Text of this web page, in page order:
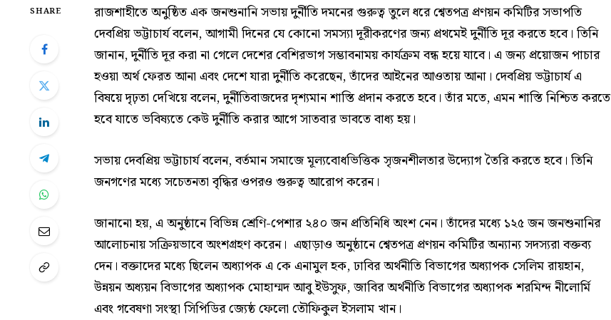
SHARE
রাজশাহীতে অনুষ্ঠিত এক জনশুনানি সভায় দুর্নীতি দমনের গুরুত্ব তুলে ধরে শ্বেতপত্র প্রণয়ন কমিটির সভাপতি
দেবপ্রিয় ভট্টাচার্য বলেন, আগামী দিনের যে কোনো সমস্যা দূরীকরণের জন্য প্রথমেই দুর্নীতি দূর করতে হবে। তিনি
জানান, দুর্নীতি দূর করা না গেলে দেশের বেশিরভাগ সম্ভাবনাময় কার্যক্রম বন্ধ হয়ে যাবে। এ জন্য প্রয়োজন পাচার
হওয়া অর্থ ফেরত আনা এবং দেশে যারা দুর্নীতি করেছেন, তাঁদের আইনের আওতায় আনা। দেবপ্রিয় ভট্টাচার্য এ
বিষয়ে দৃঢ়তা দেখিয়ে বলেন, দুর্নীতিবাজদের দৃশ্যমান শাস্তি প্রদান করতে হবে। তাঁর মতে, এমন শাস্তি নিশ্চিত করতে
হবে যাতে ভবিষ্যতে কেউ দুর্নীতি করার আগে সাতবার ভাবতে বাধ্য হয়।
সভায় দেবপ্রিয় ভট্টাচার্য বলেন, বর্তমান সমাজে মূল্যবোধভিত্তিক সৃজনশীলতার উদ্যোগ তৈরি করতে হবে। তিনি
জনগণের মধ্যে সচেতনতা বৃদ্ধির ওপরও গুরুত্ব আরোপ করেন।
জানানো হয়, এ অনুষ্ঠানে বিভিন্ন শ্রেণি-পেশার ২৪০ জন প্রতিনিধি অংশ নেন। তাঁদের মধ্যে ১২৫ জন জনশুনানির
আলোচনায় সক্রিয়ভাবে অংশগ্রহণ করেন। এছাড়াও অনুষ্ঠানে শ্বেতপত্র প্রণয়ন কমিটির অন্যান্য সদস্যরা বক্তব্য
দেন। বক্তাদের মধ্যে ছিলেন অধ্যাপক এ কে এনামুল হক, ঢাবির অর্থনীতি বিভাগের অধ্যাপক সেলিম রায়হান,
উন্নয়ন অধ্যয়ন বিভাগের অধ্যাপক মোহাম্মদ আবু ইউসুফ, জাবির অর্থনীতি বিভাগের অধ্যাপক শরমিন্দ নীলোর্মি
এবং গবেষণা সংস্থা সিপিডির জ্যেষ্ঠ ফেলো তৌফিকুল ইসলাম খান।